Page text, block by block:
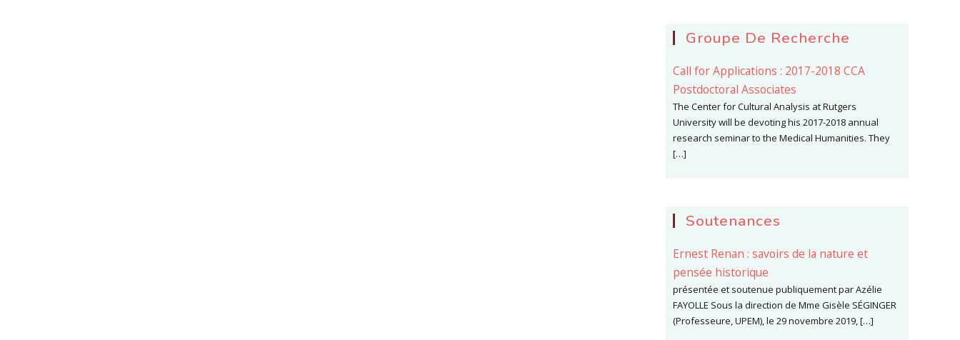
Groupe De Recherche
Call for Applications : 2017-2018 CCA
Postdoctoral Associates
The Center for Cultural Analysis at Rutgers
University will be devoting his 2017-2018 annual
research seminar to the Medical Humanities. They
[…]
Soutenances
Ernest Renan : savoirs de la nature et
pensée historique
présentée et soutenue publiquement par Azélie
FAYOLLE Sous la direction de Mme Gisèle SÉGINGER
(Professeure, UPEM), le 29 novembre 2019, […]